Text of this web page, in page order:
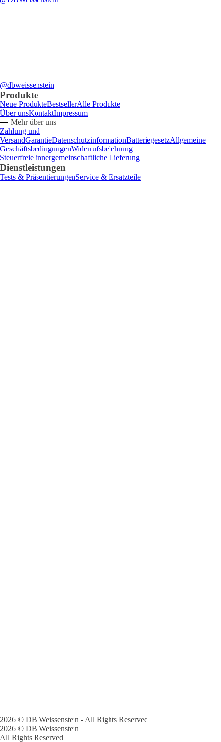
@dbweissenstein
Produkte
Neue ProdukteBestsellerAlle Produkte
Über unsKontaktImpressum
Mehr über uns
Zahlung und
VersandGarantieDatenschutzinformationBatteriegesetzAllgemeine
GeschäftsbedingungenWiderrufsbelehrung
Steuerfreie innergemeinschaftliche Lieferung
Dienstleistungen
Tests & PräsentierungenService & Ersatzteile
2026 © DB Weissenstein - All Rights Reserved
2026 © DB Weissenstein
All Rights Reserved